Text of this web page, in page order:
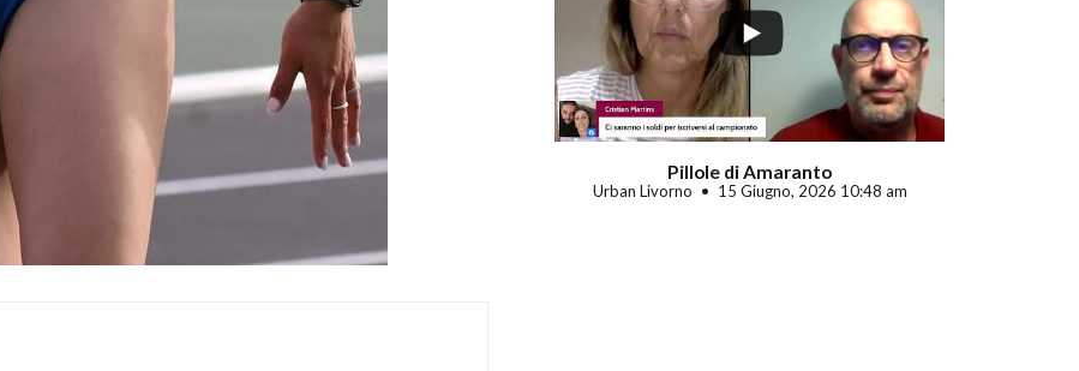
Pillole di Amaranto
Urban Livorno 15 Giugno, 2026 10:48 am